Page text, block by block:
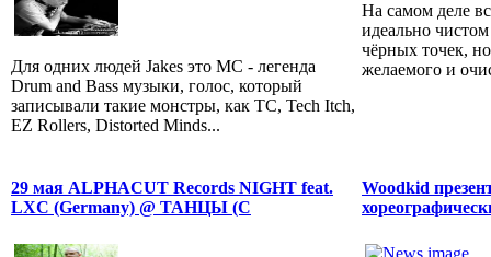
Для одних людей Jakes это МС - легенда
Drum and Bass музыки, голос, который
записывали такие монстры, как TC, Tech Itch,
EZ Rollers, Distorted Minds...
На самом деле
идеально
чёрных точек,
желаемого и
29 мая ALPHACUT Records NIGHT feat.
LXC (Germany) @ ТАНЦЫ (С
Woodkid